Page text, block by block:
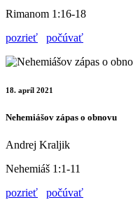
Rimanom 1:16-18
pozrieť
počúvať
18. apríl 2021
Nehemiášov zápas o obnovu
Andrej Kraljik
Nehemiáš 1:1-11
pozrieť
počúvať